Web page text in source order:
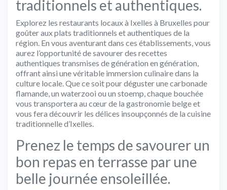
traditionnels et authentiques.
Explorez les restaurants locaux à Ixelles à Bruxelles pour
goûter aux plats traditionnels et authentiques de la
région. En vous aventurant dans ces établissements, vous
aurez l’opportunité de savourer des recettes
authentiques transmises de génération en génération,
offrant ainsi une véritable immersion culinaire dans la
culture locale. Que ce soit pour déguster une carbonade
flamande, un waterzooi ou un stoemp, chaque bouchée
vous transportera au cœur de la gastronomie belge et
vous fera découvrir les délices insoupçonnés de la cuisine
traditionnelle d’Ixelles.
Prenez le temps de savourer un
bon repas en terrasse par une
belle journée ensoleillée.